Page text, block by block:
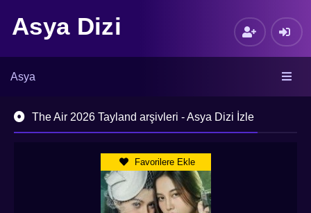
Asya Dizi
Asya
The Air 2026 Tayland arşivleri - Asya Dizi İzle
Favorilere Ekle